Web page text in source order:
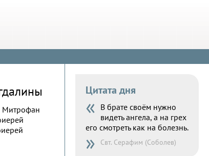
Митрофан
Цитата дня
« В брате своём нужно
видеть ангела, а на грех
его смотреть как на болезнь.
» Свт. Серафим (Соболев)